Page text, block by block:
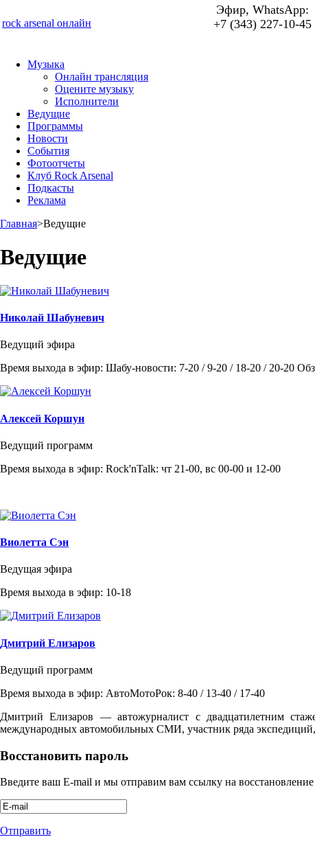
rock arsenal онлайн
Эфир, WhatsApp:
+7 (343) 227-10-45
Музыка
Онлайн трансляция
Оцените музыку
Исполнители
Ведущие
Программы
Новости
События
Фотоотчеты
Клуб Rock Arsenal
Подкасты
Реклама
Главная>Ведущие
Ведущие
Николай Шабуневич
Ведущий эфира
Время выхода в эфир: Шабу-новости: 7-20 / 9-20 / 18-20 / 20-20
Алексей Коршун
Ведущий программ
Время выхода в эфир: Rock'nTalk: чт 21-00, вс 00-00 и 12-00
Виолетта Сэн
Ведущая эфира
Время выхода в эфир: 10-18
Дмитрий Елизаров
Ведущий программ
Время выхода в эфир: АвтоМотоРок: 8-40 / 13-40 / 17-40
Дмитрий Елизаров — автожурналист с двадцатилетним
международных автомобильных СМИ, участник ряда
Восстановить пароль
Введите ваш E-mail и мы отправим вам ссылку на восстановление
Отправить